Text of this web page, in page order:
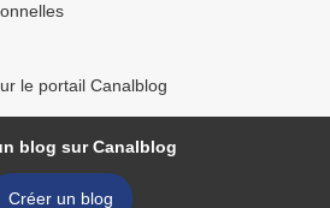
le portail Canalblog
blog sur Canalblog
Créer un blog